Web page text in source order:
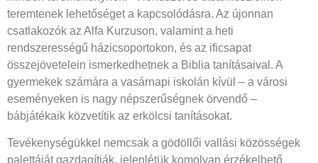
teremtenek lehetőséget a kapcsolódásra. Az újonnan
csatlakozók az Alfa Kurzuson, valamint a heti
rendszerességű házicsoportokon, és az ificsapat
összejövetelein ismerkedhetnek a Biblia tanításaival. A
gyermekek számára a vasárnapi iskolán kívül – a városi
eseményeken is nagy népszerűségnek örvendő –
bábjátékaik közvetítik az erkölcsi tanításokat.
Tevékenységükkel nemcsak a gödöllői vallási közösségek
palettáját gazdagítják, jelenlétük komolyan érzékelhető